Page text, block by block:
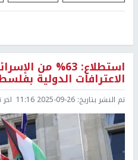
استطلاع: 63% من
الاعترافات الدولية
تم النشر بتاريخ: 2025-09-26 11:16